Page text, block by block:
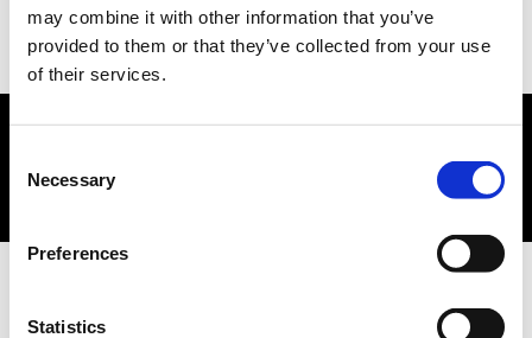
may combine it with other information that you’ve
provided to them or that they’ve collected from your use
of their services.
Selection
Necessary
Preferences
Statistics